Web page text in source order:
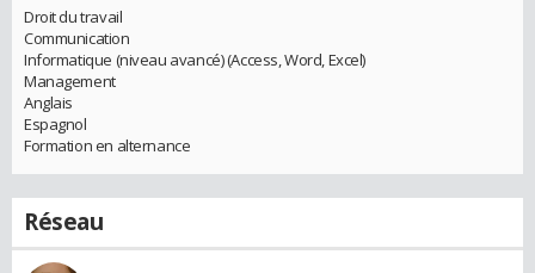
Droit du travail
Communication
Informatique (niveau avancé) (Access, Word, Excel)
Management
Anglais
Espagnol
Formation en alternance
Réseau